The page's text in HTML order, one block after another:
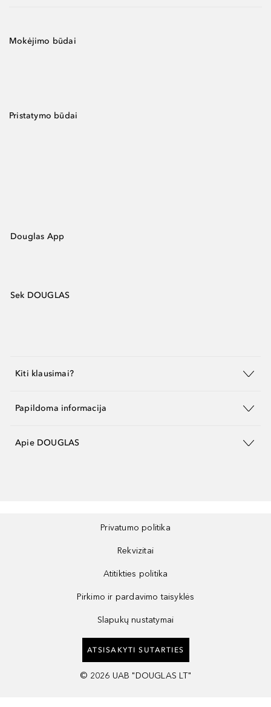
Mokėjimo būdai
Pristatymo būdai
Douglas App
Sek DOUGLAS
Kiti klausimai?
Papildoma informacija
Apie DOUGLAS
Privatumo politika
Rekvizitai
Atitikties politika
Pirkimo ir pardavimo taisyklės
Slapukų nustatymai
ATSISAKYTI SUTARTIES
© 2026 UAB "DOUGLAS LT"